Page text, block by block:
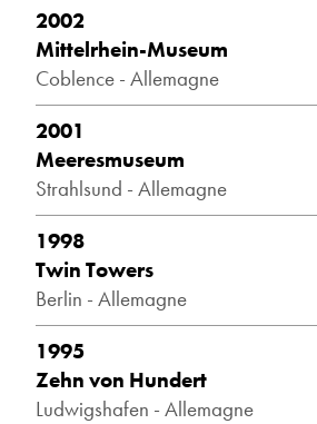
2002
Mittelrhein-Museum
Coblence - Allemagne
2001
Meeresmuseum
Strahlsund - Allemagne
1998
Twin Towers
Berlin - Allemagne
1995
Zehn von Hundert
Ludwigshafen - Allemagne